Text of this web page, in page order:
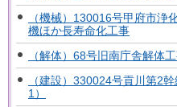
（機械）130016号甲府市浄
機ほか長寿命化工事
（解体）68号旧南庁舎解体
（建設）330024号貢川第2
1）